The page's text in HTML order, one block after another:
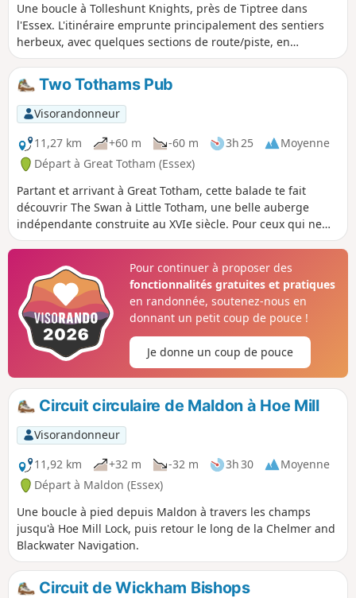
Une boucle à Tolleshunt Knights, près de Tiptree dans
l'Essex. L'itinéraire emprunte principalement des sentiers
herbeux, avec quelques sections de route/piste, en
particulier vers la fin. Certaines parties de la piste offrent
de belles vues sur l'estuaire de Blackwater.
Two Tothams Pub
Visorandonneur
11,27 km
+60 m -60 m 3h 25
Moyenne
Départ à Great Totham (Essex)
Partant et arrivant à Great Totham, cette balade te fait
découvrir The Swan à Little Totham, une belle auberge
indépendante construite au XVIe siècle. Pour ceux qui ne
veulent pas ou ne peuvent pas aller au pub, un itinéraire
Pour continuer à proposer des
fonctionnalités gratuites et pratiques
en randonnée, soutenez-nous en
donnant un petit coup de pouce !
Je donne un coup de pouce
Circuit circulaire de Maldon à Hoe Mill
Visorandonneur
11,92 km
+32 m -32 m 3h 30
Moyenne
Départ à Maldon (Essex)
Une boucle à pied depuis Maldon à travers les champs
jusqu'à Hoe Mill Lock, puis retour le long de la Chelmer and
Blackwater Navigation.
Circuit de Wickham Bishops